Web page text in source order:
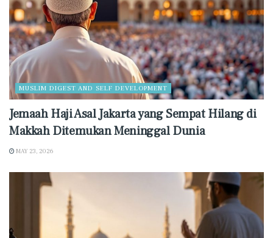
MUSLIM DIGEST AND SELF DEVELOPMENT
Jemaah Haji Asal Jakarta yang Sempat Hilang di
Makkah Ditemukan Meninggal Dunia
MAY 23, 2026